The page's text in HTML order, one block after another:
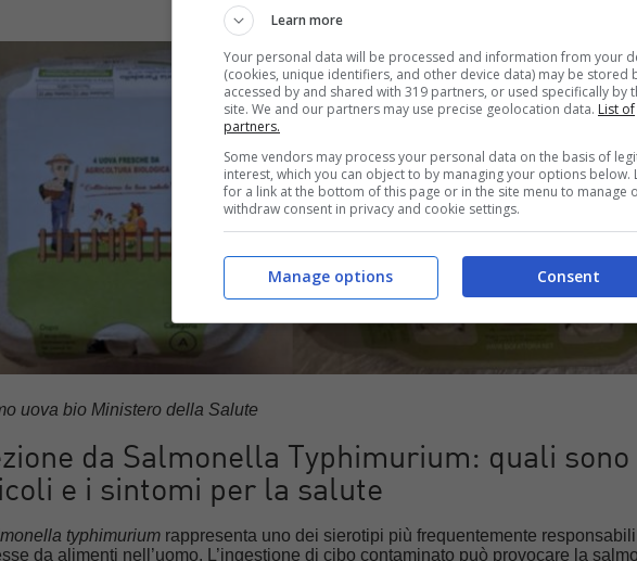
uova bio Ministero della Salute
da Salmonella Typhimurium: quali sono
e i sintomi per la salute
typhimurium rappresenta uno dei sierotipi più frequentemente
da alimenti nell’uomo. L’ingestione di cibo contaminato può provocare la
Learn more
Your personal data will be processed and information from your
(cookies, unique identifiers, and other device data) may be stored
accessed by and shared with 319 partners, or used specifically by
site. We and our partners may use precise geolocation data. List of
partners.
Some vendors may process your personal data on the basis of
interest, which you can object to by managing your options below.
for a link at the bottom of this page or in the site menu to manage
withdraw consent in privacy and cookie settings.
Consent
Manage options